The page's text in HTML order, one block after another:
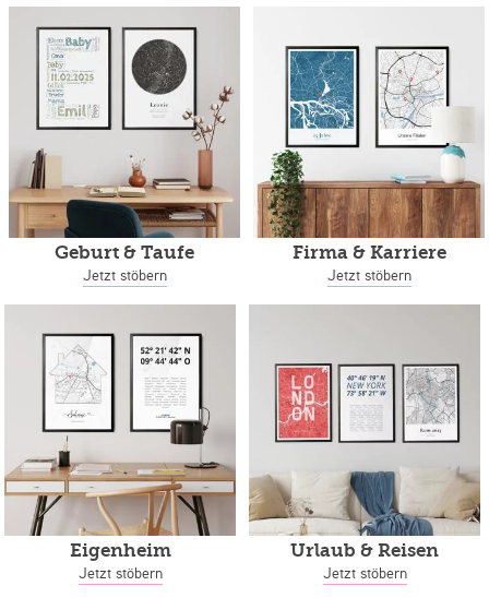
Geburt & Taufe
Jetzt stöbern
Firma & Karriere
Jetzt stöbern
Eigenheim
Jetzt stöbern
Urlaub & Reisen
Jetzt stöbern